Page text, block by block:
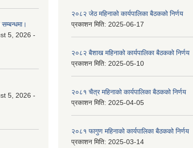
5, 2026 -
5, 2026 -
२०८२ जेठ महिनाको कार्यपालिका बैठकको निर्णय
प्रकाशन मिति: 2025-06-17
२०८२ बैशाख महिनाको कार्यपालिका बैठकको निर्णय
प्रकाशन मिति: 2025-05-10
२०८१ चैत्र महिनाको कार्यपालिका बैठकको निर्णय
प्रकाशन मिति: 2025-04-05
२०८१ फागुण महिनाको कार्यपालिका बैठकको निर्णय
प्रकाशन मिति: 2025-03-14